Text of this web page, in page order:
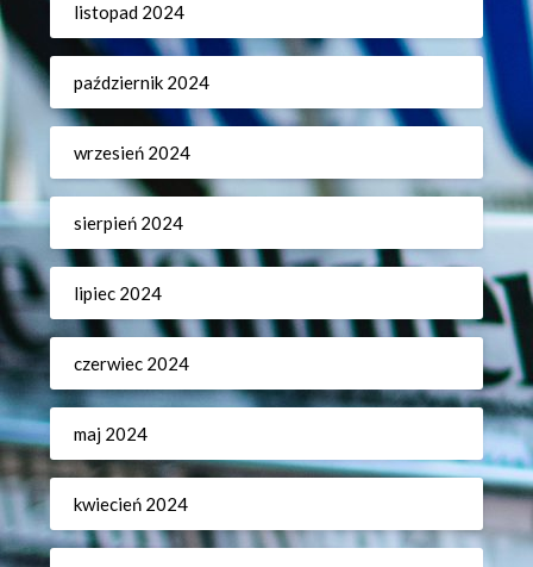
listopad 2024
październik 2024
wrzesień 2024
sierpień 2024
lipiec 2024
czerwiec 2024
maj 2024
kwiecień 2024